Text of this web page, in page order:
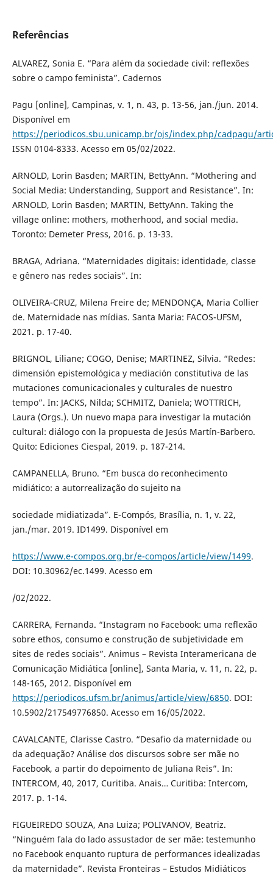
Referências
ALVAREZ, Sonia E. “Para além da sociedade civil: reflexões
sobre o campo feminista”. Cadernos
Pagu [online], Campinas, v. 1, n. 43, p. 13-56, jan./jun. 2014.
Disponível em
https://periodicos.sbu.unicamp.br/ojs/index.php/cadpagu/
ISSN 0104-8333. Acesso em 05/02/2022.
ARNOLD, Lorin Basden; MARTIN, BettyAnn. “Mothering and
Social Media: Understanding, Support and Resistance”. In:
ARNOLD, Lorin Basden; MARTIN, BettyAnn. Taking the
village online: mothers, motherhood, and social media.
Toronto: Demeter Press, 2016. p. 13-33.
BRAGA, Adriana. “Maternidades digitais: identidade, classe
e gênero nas redes sociais”. In:
OLIVEIRA-CRUZ, Milena Freire de; MENDONÇA, Maria Collier
de. Maternidade nas mídias. Santa Maria: FACOS-UFSM,
2021. p. 17-40.
BRIGNOL, Liliane; COGO, Denise; MARTINEZ, Silvia. “Redes:
dimensión epistemológica y mediación constitutiva de las
mutaciones comunicacionales y culturales de nuestro
tempo”. In: JACKS, Nilda; SCHMITZ, Daniela; WOTTRICH,
Laura (Orgs.). Un nuevo mapa para investigar la mutación
cultural: diálogo con la propuesta de Jesús Martín-Barbero.
Quito: Ediciones Ciespal, 2019. p. 187-214.
CAMPANELLA, Bruno. “Em busca do reconhecimento
midiático: a autorrealização do sujeito na
sociedade midiatizada”. E-Compós, Brasília, n. 1, v. 22,
jan./mar. 2019. ID1499. Disponível em
https://www.e-compos.org.br/e-compos/article/view/1499.
DOI: 10.30962/ec.1499. Acesso em
/02/2022.
CARRERA, Fernanda. “Instagram no Facebook: uma reflexão
sobre ethos, consumo e construção de subjetividade em
sites de redes sociais”. Animus – Revista Interamericana de
Comunicação Midiática [online], Santa Maria, v. 11, n. 22, p.
148-165, 2012. Disponível em
https://periodicos.ufsm.br/animus/article/view/6850. DOI:
10.5902/217549776850. Acesso em 16/05/2022.
CAVALCANTE, Clarisse Castro. “Desafio da maternidade ou
da adequação? Análise dos discursos sobre ser mãe no
Facebook, a partir do depoimento de Juliana Reis”. In:
INTERCOM, 40, 2017, Curitiba. Anais… Curitiba: Intercom,
2017. p. 1-14.
FIGUEIREDO SOUZA, Ana Luiza; POLIVANOV, Beatriz.
“Ninguém fala do lado assustador de ser mãe: testemunho
no Facebook enquanto ruptura de performances idealizadas
da maternidade”. Revista Fronteiras – Estudos Midiáticos